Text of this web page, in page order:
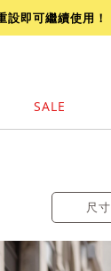
即可繼續使用！
SALE
尺寸